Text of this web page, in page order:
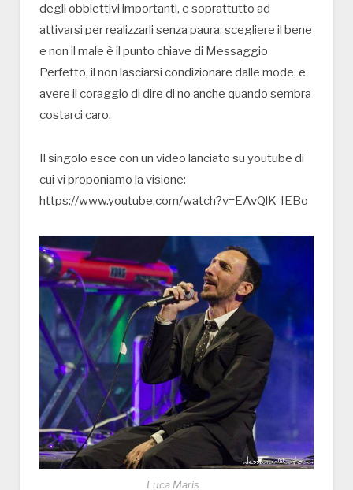
degli obbiettivi importanti, e soprattutto ad
attivarsi per realizzarli senza paura; scegliere il bene
e non il male è il punto chiave di Messaggio
Perfetto, il non lasciarsi condizionare dalle mode, e
avere il coraggio di dire di no anche quando sembra
costarci caro.
Il singolo esce con un video lanciato su youtube di
cui vi proponiamo la visione:
https://www.youtube.com/watch?v=EAvQlK-IEBo
Luca Maris